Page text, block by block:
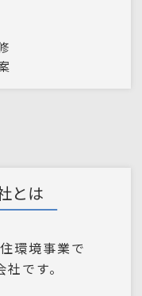
とは
環境事業で
です。